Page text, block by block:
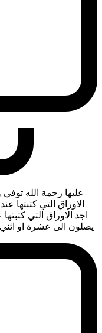
عليها رحمة الله
الاوراق التي كتبتها
اجد الاوراق التي
يصلون الى عشرة او